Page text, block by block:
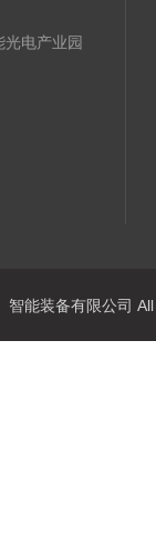
电产业园
智能装备有限公